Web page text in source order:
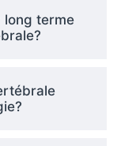
long terme